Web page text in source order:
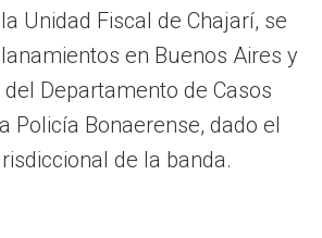
Unidad Fiscal de Chajarí, se
en Buenos Aires y
Departamento de Casos
Policía Bonaerense, dado el
de la banda.